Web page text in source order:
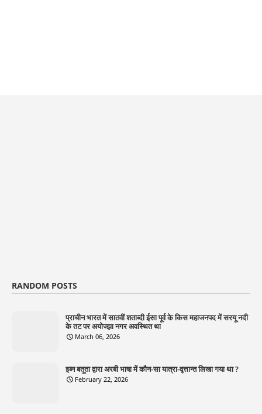
RANDOM POSTS
प्राचीन भारत में सातवीं शताब्दी ईसा पूर्व के किस महाजनपद में सरयू नदी
के तट पर अयोज्झा नगर अवस्थित था
March 06, 2026
इब्न बतूता द्वारा अरबी भाषा में कौन-सा यात्रा-वृत्तान्त लिखा गया था ?
February 22, 2026